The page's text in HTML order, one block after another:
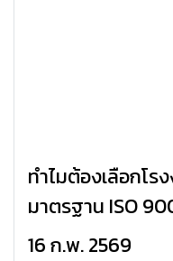
ทำไมต้องเลือกโ
มาตรฐาน ISO
ที่เจ้าของแบรนด์ต้อ
16 ก.พ. 2569